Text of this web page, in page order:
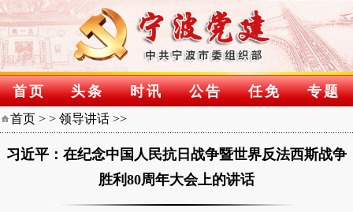
首页 头条 时讯 公告 任免 专题
首页 > > 领导讲话 >>
习近平：在纪念中国人民抗日战争暨世界反法西斯战争
胜利80周年大会上的讲话